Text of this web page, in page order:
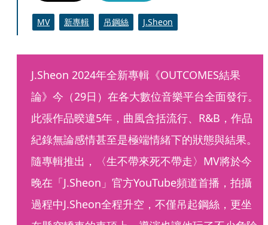
MV 新專輯 吊鋼絲 J.Sheon
J.Sheon 2024年全新專輯《OUTCOMES結果
論》今（29日）在各大數位音樂平台全面發行。
此張作品暌違5年，曲風含括流行、R&B，作品
紀錄無論感情甚至是極端情緒下的狀態與結果。
隨專輯推出，〈生不帶來死不帶走〉MV將於今
晚在「J.Sheon」官方YouTube頻道首播，拍攝
過程中J.Sheon全程升空，不僅吊起鋼絲，更坐